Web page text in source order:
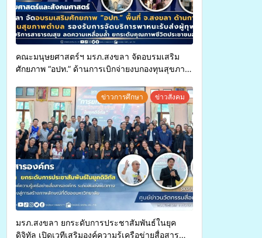
คณะมนุษยศาสตร์ฯ มรภ.สงขลา จัดอบรมเสริม
ศักยภาพ “อปท.” ด้านการเบิกจ่ายงบกองทุนสุขภาพ
ทุพพลภาพเพื่อเข้ารับบริการสาธารณสุข ลดความ
เหลื่อมล้ำ ยกระดับคุณภาพชีวิตประชาชนอย่าง
ยั่งยืน
ข่าวการศึกษา ข่าวสังคม
มรภ.สงขลา ยกระดับการประชาสัมพันธ์ในยุค
ดิจิทัล เปิดเวทีเสริมองค์ความรู้เครือข่ายสื่อสาร